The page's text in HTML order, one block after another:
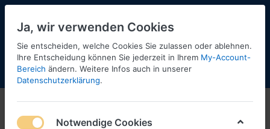
Menü Anmelden Shopaktualisierung
Ja, wir verwenden Cookies
Sie entscheiden, welche Cookies Sie zulassen oder ablehnen.
Ihre Entscheidung können Sie jederzeit in Ihrem My-Account-
Bereich ändern. Weitere Infos auch in unserer
Datenschutzerklärung.
Notwendige Cookies